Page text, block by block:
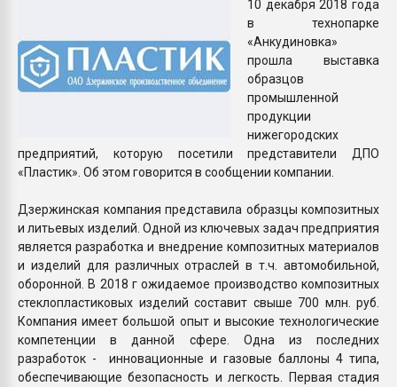
10 декабря 2018 года
в технопарке
«Анкудиновка»
прошла выставка
образцов
промышленной
продукции
нижегородских
предприятий, которую посетили представители ДПО
«Пластик». Об этом говорится в сообщении компании.
Дзержинская компания представила образцы композитных
и литьевых изделий. Одной из ключевых задач предприятия
является разработка и внедрение композитных материалов
и изделий для различных отраслей в т.ч. автомобильной,
оборонной. В 2018 г ожидаемое производство композитных
стеклопластиковых изделий составит свыше 700 млн. руб.
Компания имеет большой опыт и высокие технологические
компетенции в данной сфере. Одна из последних
разработок - инновационные и газовые баллоны 4 типа,
обеспечивающие безопасность и легкость. Первая стадия